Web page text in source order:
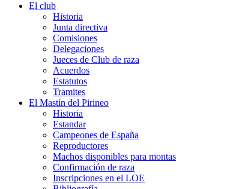
El club
Historia
Junta directiva
Comisiones
Delegaciones
Jueces de Club de raza
Acuerdos
Estatutos
Tramites
El Mastín del Pirineo
Historia
Estandar
Campeones de España
Reproductores
Machos disponibles para montas
Confirmación de raza
Inscripciones en el LOE